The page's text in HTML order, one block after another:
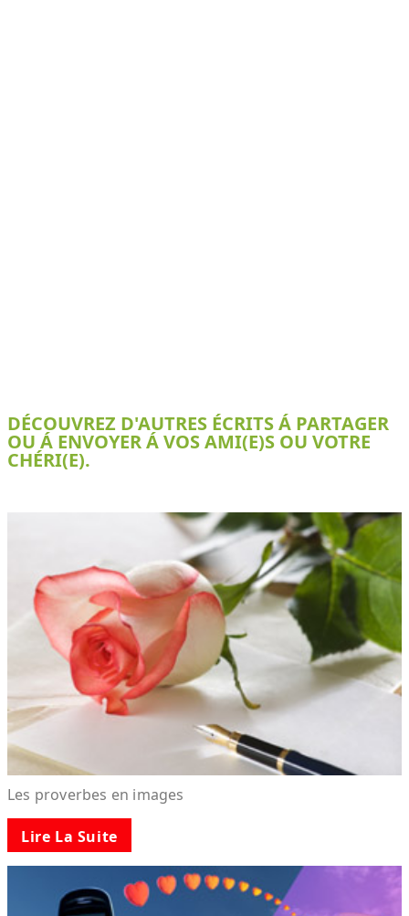
DÉCOUVREZ D'AUTRES ÉCRITS Á PARTAGER
OU Á ENVOYER Á VOS AMI(E)S OU VOTRE
CHÉRI(E).
Les proverbes en images
Lire La Suite